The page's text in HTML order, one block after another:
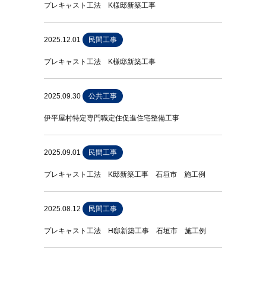
プレキャスト工法 K様邸新築工事
2025.12.01 民間工事
プレキャスト工法 K様邸新築工事
2025.09.30 公共工事
伊平屋村特定専門職定住促進住宅整備工事
2025.09.01 民間工事
プレキャスト工法 K邸新築工事 石垣市 施工例
2025.08.12 民間工事
プレキャスト工法 H邸新築工事 石垣市 施工例